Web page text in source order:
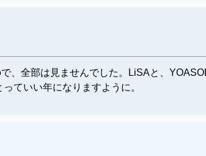
、全部は見ませんでした。LiSAと、
ていい年になりますように。